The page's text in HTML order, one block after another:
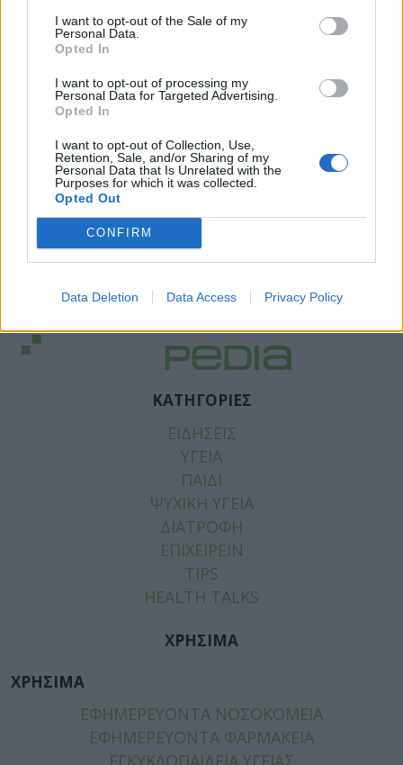
I want to opt-out of the Sale of my
Personal Data.
Opted In
I want to opt-out of processing my
Personal Data for Targeted Advertising.
Opted In
I want to opt-out of Collection, Use,
Retention, Sale, and/or Sharing of my
Personal Data that Is Unrelated with the
Purposes for which it was collected.
Opted Out
CONFIRM
Data Deletion Data Access Privacy Policy
Facebook
Twitter
ΝΟΣΟΚΟΜΕΙΑ
ΚΑΤΗΓΟΡΙΕΣ
ΕΙΔΗΣΕΙΣ
ΥΓΕΙΑ
ΠΑΙΔΙ
ΨΥΧΙΚΗ ΥΓΕΙΑ
ΔΙΑΤΡΟΦΗ
ΕΠΙΧΕΙΡΕΙΝ
TIPS
HEALTH TALKS
ΧΡΗΣΙΜΑ
ΧΡΗΣΙΜΑ
ΕΦΗΜΕΡΕΥΟΝΤΑ ΝΟΣΟΚΟΜΕΙΑ
ΕΦΗΜΕΡΕΥΟΝΤΑ ΦΑΡΜΑΚΕΙΑ
ΕΓΚΥΚΛΟΠΑΙΔΕΙΑ ΥΓΕΙΑΣ